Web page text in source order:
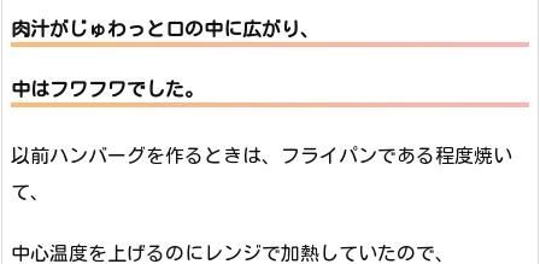
肉汁がじゅわっと口の中に広がり、
中はフワフワでした。
以前ハンバーグを作るときは、フライパンである程度焼い
て、
中心温度を上げるのにレンジで加熱していたので、